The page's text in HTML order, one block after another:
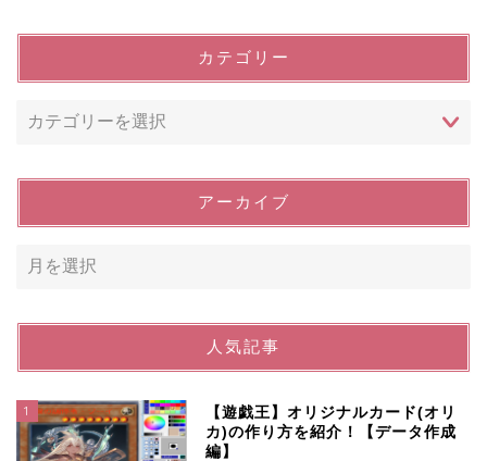
カテゴリー
アーカイブ
人気記事
1
【遊戯王】オリジナルカード(オリ
カ)の作り方を紹介！【データ作成
編】